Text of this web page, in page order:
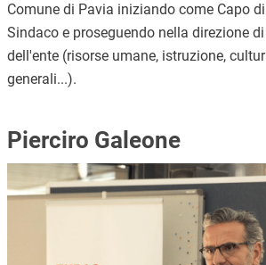
Comune di Pavia iniziando come Capo
Sindaco e proseguendo nella direzione
dell'ente (risorse umane, istruzione,
generali...).
Pierciro Galeone
Immagine